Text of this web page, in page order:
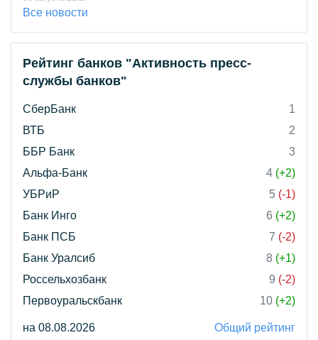
Все новости
Рейтинг банков "Активность пресс-
службы банков"
СберБанк
1
ВТБ
2
ББР Банк
3
Альфа-Банк
4 (+2)
УБРиР
5 (-1)
Банк Инго
6 (+2)
Банк ПСБ
7 (-2)
Банк Уралсиб
8 (+1)
Россельхозбанк
9 (-2)
Первоуральскбанк
10 (+2)
на 08.08.2026 Общий рейтинг